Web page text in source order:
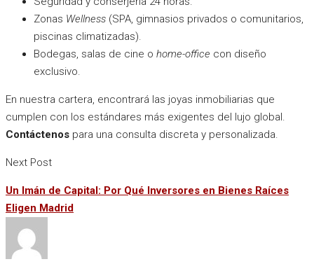
Zonas Wellness (SPA, gimnasios privados o comunitarios,
piscinas climatizadas).
Bodegas, salas de cine o home-office con diseño
exclusivo.
En nuestra cartera, encontrará las joyas inmobiliarias que
cumplen con los estándares más exigentes del lujo global.
Contáctenos para una consulta discreta y personalizada.
Next Post
Un Imán de Capital: Por Qué Inversores en Bienes Raíces
Eligen Madrid